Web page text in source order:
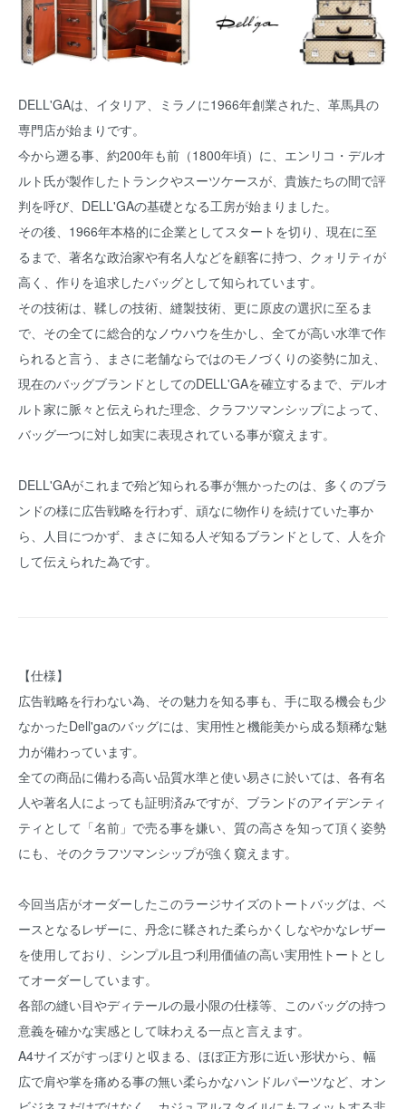
DELL'GAは、イタリア、ミラノに1966年創業された、革馬具の
専門店が始まりです。
今から遡る事、約200年も前（1800年頃）に、エンリコ・デルオ
ルト氏が製作したトランクやスーツケースが、貴族たちの間で評
判を呼び、DELL'GAの基礎となる工房が始まりました。
その後、1966年本格的に企業としてスタートを切り、現在に至
るまで、著名な政治家や有名人などを顧客に持つ、クォリティが
高く、作りを追求したバッグとして知られています。
その技術は、鞣しの技術、縫製技術、更に原皮の選択に至るま
で、その全てに総合的なノウハウを生かし、全てが高い水準で作
られると言う、まさに老舗ならではのモノづくりの姿勢に加え、
現在のバッグブランドとしてのDELL'GAを確立するまで、デルオ
ルト家に脈々と伝えられた理念、クラフツマンシップによって、
バッグ一つに対し如実に表現されている事が窺えます。
DELL'GAがこれまで殆ど知られる事が無かったのは、多くのブラ
ンドの様に広告戦略を行わず、頑なに物作りを続けていた事か
ら、人目につかず、まさに知る人ぞ知るブランドとして、人を介
して伝えられた為です。
【仕様】
広告戦略を行わない為、その魅力を知る事も、手に取る機会も少
なかったDell'gaのバッグには、実用性と機能美から成る類稀な魅
力が備わっています。
全ての商品に備わる高い品質水準と使い易さに於いては、各有名
人や著名人によっても証明済みですが、ブランドのアイデンティ
ティとして「名前」で売る事を嫌い、質の高さを知って頂く姿勢
にも、そのクラフツマンシップが強く窺えます。
今回当店がオーダーしたこのラージサイズのトートバッグは、ベ
ースとなるレザーに、丹念に鞣された柔らかくしなやかなレザー
を使用しており、シンプル且つ利用価値の高い実用性トートとし
てオーダーしています。
各部の縫い目やディテールの最小限の仕様等、このバッグの持つ
意義を確かな実感として味わえる一点と言えます。
A4サイズがすっぽりと収まる、ほぼ正方形に近い形状から、幅
広で肩や掌を痛める事の無い柔らかなハンドルパーツなど、オン